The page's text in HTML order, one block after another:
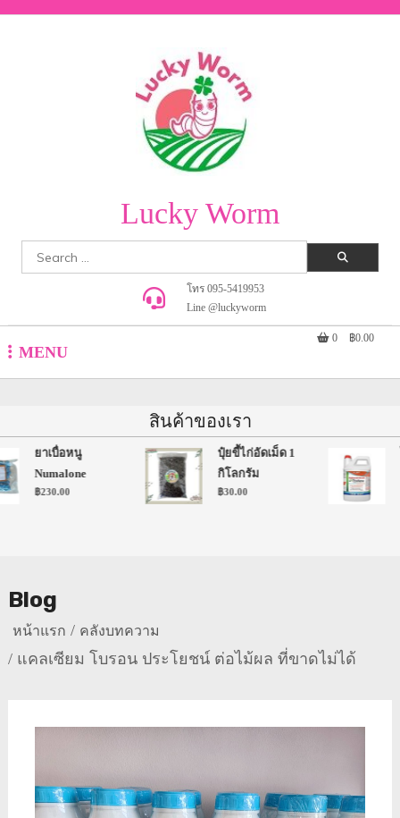
Skip
Lucky Worm
Search
โทร 095-5419953
Line @luckyworm
MENU
0 ฿0.00
สินค้าของเรา
ยาเบื่อหนู
Numalone
฿230.00
ปุ๋ยขี้ไก่อัดเม็ด 1
กิโลกรัม
฿30.00
Blog
หน้าแรก คลังบทความ
แคลเซียม โบรอน ประโยชน์ ต่อไม้ผล ที่ขาดไม่ได้